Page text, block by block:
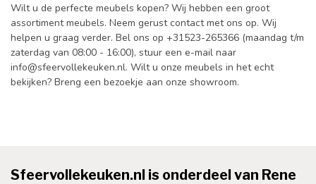
Wilt u de perfecte meubels kopen? Wij hebben een groot
assortiment meubels. Neem gerust contact met ons op. Wij
helpen u graag verder. Bel ons op +31523-265366 (maandag t/m
zaterdag van 08:00 - 16:00), stuur een e-mail naar
info@sfeervollekeuken.nl. Wilt u onze meubels in het echt
bekijken? Breng een bezoekje aan onze showroom.
Sfeervollekeuken.nl is onderdeel van Rene